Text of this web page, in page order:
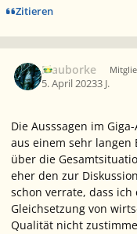
Zitieren
Blauborke
5. April 20233 J.
Die Ausssagen im Giga-
aus einem sehr langen
über die
eher den zur
schon verrate, dass
Gleichsetzung von
Qualität nicht